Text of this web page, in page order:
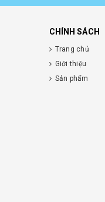
CHÍNH SÁCH
Trang chủ
Giới thiệu
Sản phẩm